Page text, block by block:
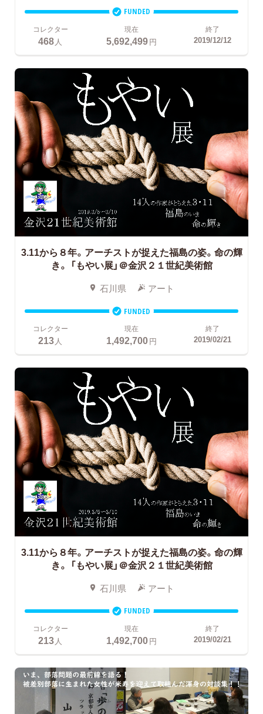
FUNDED
コレクター
468 人
現在
5,692,499円
終了
2019/12/12
3.11から８年。アーチストが捉えた福島の姿。命の輝
き。 「もやい展」＠金沢２１世紀美術館
石川県 アート
FUNDED
コレクター
213人
現在
1,492,700円
終了
2019/02/21
3.11から８年。アーチストが捉えた福島の姿。命の輝
き。 「もやい展」＠金沢２１世紀美術館
石川県 アート
FUNDED
コレクター
213 人
現在
1,492,700円
終了
2019/02/21